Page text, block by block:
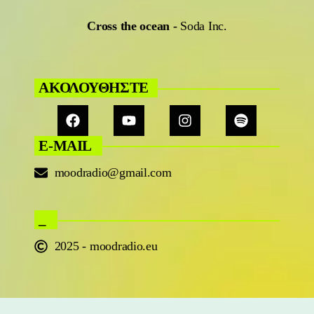
Cross the ocean - Soda Inc.
ΑΚΟΛΟΥΘΗΣΤΕ
E-MAIL
moodradio@gmail.com
2025 - moodradio.eu